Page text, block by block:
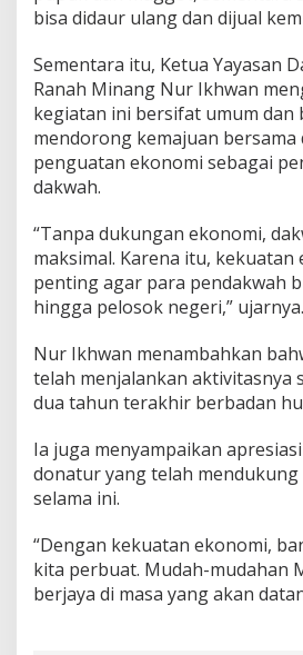
bisa didaur ulang dan dijual
Sementara itu, Ketua Yayasan
Ranah Minang Nur Ikhwan
kegiatan ini bersifat umum
mendorong kemajuan
penguatan ekonomi sebagai
dakwah.
“Tanpa dukungan ekonomi,
maksimal. Karena itu,
penting agar para pendakwah
hingga pelosok negeri,” ujarnya.
Nur Ikhwan menambahkan
telah menjalankan aktivitasnya
dua tahun terakhir berbadan
Ia juga menyampaikan
donatur yang telah
selama ini.
“Dengan kekuatan ekonomi,
kita perbuat. Mudah-mudahan
berjaya di masa yang akan